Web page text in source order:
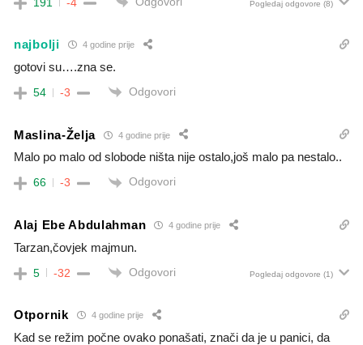
Pogledaj odgovore (8)
najbolji 4 godine prije
gotovi su….zna se.
54 -3 Odgovori
Maslina-Želja 4 godine prije
Malo po malo od slobode ništa nije ostalo,još malo pa nestalo..
66 -3 Odgovori
Alaj Ebe Abdulahman 4 godine prije
Tarzan,čovjek majmun.
5 -32 Odgovori Pogledaj odgovore (1)
Otpornik 4 godine prije
Kad se režim počne ovako ponašati, znači da je u panici, da